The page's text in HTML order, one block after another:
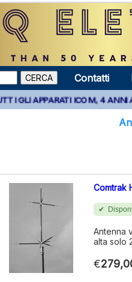
Contatti
APPARATI ICOM, 4 ANNI
Comtrak
Antenna
alta solo
€